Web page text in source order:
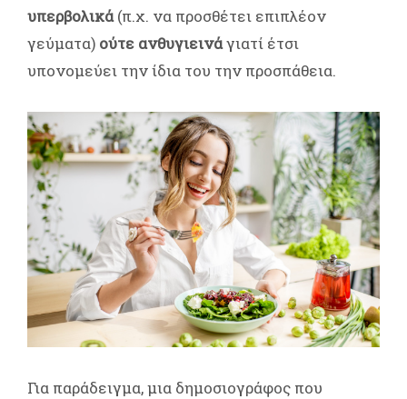
υπερβολικά(π.χ. να προσθέτει επιπλέον
γεύματα) ούτε ανθυγιεινάγιατί έτσι
υπονομεύει την ίδια του την προσπάθεια.
Για παράδειγμα, μια δημοσιογράφος που